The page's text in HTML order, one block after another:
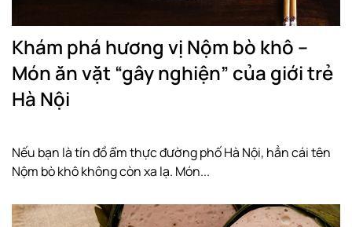
Khám phá hương vị Nộm bò khô –
Món ăn vặt “gây nghiện” của giới trẻ
Hà Nội
Nếu bạn là tín đồ ẩm thực đường phố Hà Nội, hẳn cái tên
Nộm bò khô không còn xa lạ. Món...